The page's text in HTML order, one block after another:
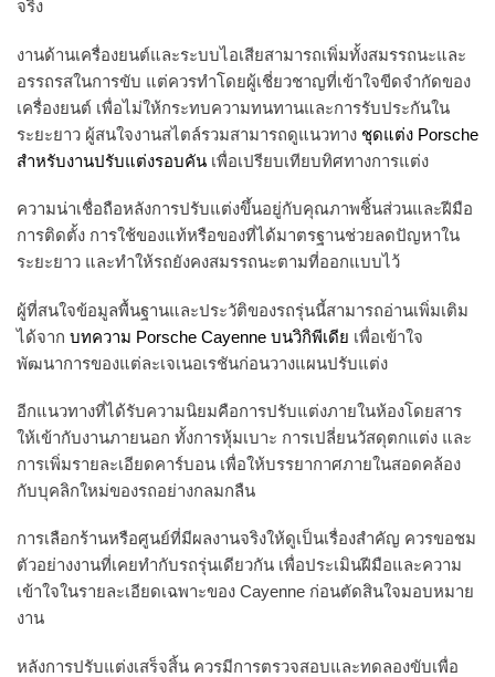
จริง
งานด้านเครื่องยนต์และระบบไอเสียสามารถเพิ่มทั้งสมรรถนะและ
อรรถรสในการขับ แต่ควรทำโดยผู้เชี่ยวชาญที่เข้าใจขีดจำกัดของ
เครื่องยนต์ เพื่อไม่ให้กระทบความทนทานและการรับประกันใน
ระยะยาว ผู้สนใจงานสไตล์รวมสามารถดูแนวทาง ชุดแต่ง Porsche
สำหรับงานปรับแต่งรอบคัน เพื่อเปรียบเทียบทิศทางการแต่ง
ความน่าเชื่อถือหลังการปรับแต่งขึ้นอยู่กับคุณภาพชิ้นส่วนและฝีมือ
การติดตั้ง การใช้ของแท้หรือของที่ได้มาตรฐานช่วยลดปัญหาใน
ระยะยาว และทำให้รถยังคงสมรรถนะตามที่ออกแบบไว้
ผู้ที่สนใจข้อมูลพื้นฐานและประวัติของรถรุ่นนี้สามารถอ่านเพิ่มเติม
ได้จาก บทความ Porsche Cayenne บนวิกิพีเดีย เพื่อเข้าใจ
พัฒนาการของแต่ละเจเนอเรชันก่อนวางแผนปรับแต่ง
อีกแนวทางที่ได้รับความนิยมคือการปรับแต่งภายในห้องโดยสาร
ให้เข้ากับงานภายนอก ทั้งการหุ้มเบาะ การเปลี่ยนวัสดุตกแต่ง และ
การเพิ่มรายละเอียดคาร์บอน เพื่อให้บรรยากาศภายในสอดคล้อง
กับบุคลิกใหม่ของรถอย่างกลมกลืน
การเลือกร้านหรือศูนย์ที่มีผลงานจริงให้ดูเป็นเรื่องสำคัญ ควรขอชม
ตัวอย่างงานที่เคยทำกับรถรุ่นเดียวกัน เพื่อประเมินฝีมือและความ
เข้าใจในรายละเอียดเฉพาะของ Cayenne ก่อนตัดสินใจมอบหมาย
งาน
หลังการปรับแต่งเสร็จสิ้น ควรมีการตรวจสอบและทดลองขับเพื่อ